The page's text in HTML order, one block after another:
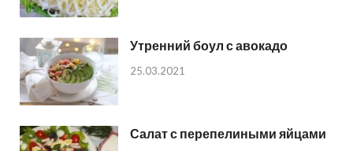
Утренний боул с авокадо
25.03.2021
Салат с перепелиными яйцами